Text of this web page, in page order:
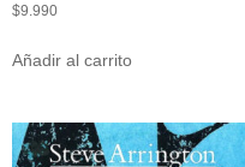
$9.990
Añadir al carrito